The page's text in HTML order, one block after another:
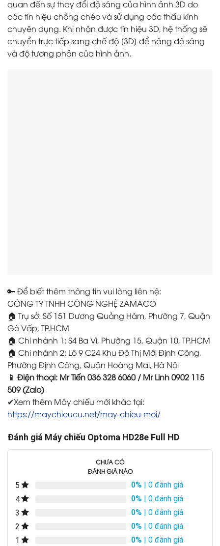
quan đến sự thay đổi độ sáng của hình ảnh 3D do
các tín hiệu chồng chéo và sử dụng các thấu kính
chuyên dụng. Khi nhận được tín hiệu 3D, hệ thống sẽ
chuyển trực tiếp sang chế độ [3D] để nâng độ sáng
và độ tương phản của hình ảnh.
🔑 Để biết thêm thông tin vui lòng liên hệ:
CÔNG TY TNHH CÔNG NGHỆ ZAMACO
🏠 Trụ sở: Số 151 Dương Quảng Hàm, Phường 7, Quận
Gò Vấp, TP.HCM
🏠 Chi nhánh 1: S4 Ba Vì, Phường 15, Quận 10, TP.HCM
🏠 Chi nhánh 2: Lô 9 C24 Khu Đô Thị Mới Định Công,
Phường Định Công, Quận Hoàng Mai, Hà Nội
📱 Điện thoại: Mr Tiến 036 328 6060 / Mr Linh 0902 115
509 (Zalo)
✔Xem thêm Máy chiếu mới khác tại:
https://maychieucu.net/may-chieu-moi/
Đánh giá Máy chiếu Optoma HD28e Full HD
CHƯA CÓ
ĐÁNH GIÁ NÀO
5 0% | 0 đánh giá
4
0% | 0 đánh giá
3
0% | 0 đánh giá
2
0% | 0 đánh giá
1
0% | 0 đánh giá